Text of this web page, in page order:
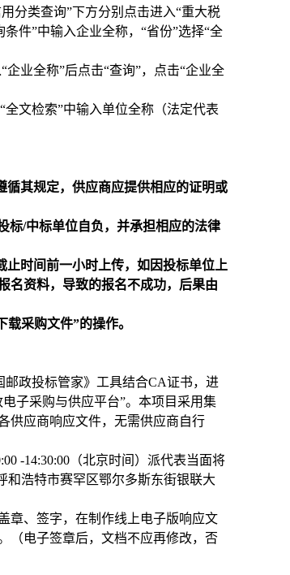
用分类查询”下方分别点击进入“重大税
件”中输入企业全称，“省份”选择“全
企业全称”后点击“查询”，点击“企业全
全文检索”中输入单位全称（法定代表
其规定，供应商应提供相应的证明或
标/中标单位自负，并承担相应的法律
时间前一小时上传，如因投标单位上
名资料，导致的报名不成功，后果由
采购文件”的操作。
邮政投标管家》工具结合CA证书，进
子采购与供应平台”。本项目采用集
供应商响应文件，无需供应商自行
-14:30:00（北京时间）派代表当面将
和浩特市赛罕区鄂尔多斯东街银联大
章、签字，在制作线上电子版响应文
（电子签章后，文档不应再修改，否